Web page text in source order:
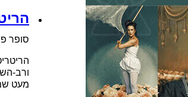
סופר
ורב-
מעט